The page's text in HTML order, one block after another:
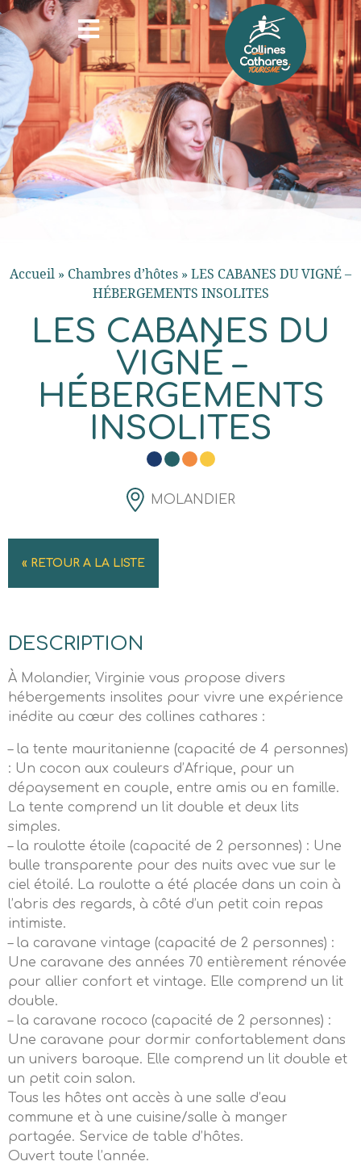
Accueil » Chambres d’hôtes » LES CABANES DU VIGNÉ –
HÉBERGEMENTS INSOLITES
LES CABANES DU
VIGNÉ –
HÉBERGEMENTS
INSOLITES
MOLANDIER
« RETOUR A LA LISTE
DESCRIPTION
À Molandier, Virginie vous propose divers
hébergements insolites pour vivre une expérience
inédite au cœur des collines cathares :
– la tente mauritanienne (capacité de 4 personnes)
: Un cocon aux couleurs d’Afrique, pour un
dépaysement en couple, entre amis ou en famille.
La tente comprend un lit double et deux lits
simples.
– la roulotte étoile (capacité de 2 personnes) : Une
bulle transparente pour des nuits avec vue sur le
ciel étoilé. La roulotte a été placée dans un coin à
l’abris des regards, à côté d’un petit coin repas
intimiste.
– la caravane vintage (capacité de 2 personnes) :
Une caravane des années 70 entièrement rénovée
pour allier confort et vintage. Elle comprend un lit
double.
– la caravane rococo (capacité de 2 personnes) :
Une caravane pour dormir confortablement dans
un univers baroque. Elle comprend un lit double et
un petit coin salon.
Tous les hôtes ont accès à une salle d’eau
commune et à une cuisine/salle à manger
partagée. Service de table d’hôtes.
Ouvert toute l’année.